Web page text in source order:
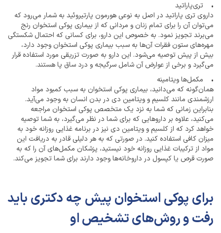
• تری‌پاراتید
داروی تری پاراتید در اصل به نوعی هورمون پارتیروئید به شمار می‌رود که
می‌توان آن را برای تمام زنان و مردانی که از بیماری پوکی استخوان رنج
می‌برند تجویز نمود. به خصوص این دارو، برای کسانی که احتمال شکستگی
مهره‌های ستون فقرات آن‌ها به سبب بیماری پوکی استخوان وجود دارد،
بیش از پیش توصیه می‌شود. این دارو به صورت تزریقی مورد استفاده قرار
می‌گیرد و برخی از عوارض آن شامل سرگیجه و درد ساق پا هستند.
• مکمل‌ها ویتامینه
همان‌گونه که می‌دانید، بیماری پوکی استخوان به سبب کمبود مواد
ارزشمندی مانند کلسیم و ویتامین دی در بدن انسان به وجود می‌آید.
بنابراین زمانی که شما به نزد یک متخصص پوکی استخوان مراجعه
می‌کنید، علاوه بر داروهایی که برای شما در نظر می‌گیرد، به شما توصیه
خواهد کرد که از کلسیم و ویتامین دی نیز در برنامه غذایی روزانه خود به
میزان کافی استفاده کنید. در صورتی که به هر دلیلی قادر به دریافت این
مواد از ترکیبات غذایی روزانه خود نیستید، پزشکان مکمل‌های آن را که به
صورت قرص یا کپسول در داروخانه‌ها وجود دارند برای شما تجویز می‌کند.
برای پوکی استخوان پیش چه دکتری باید
رفت و روش‌های تشخیص او